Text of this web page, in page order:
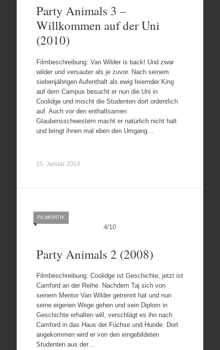
Party Animals 3 –
Willkommen auf der Uni
(2010)
Filmbeschreibung: Van Wilder is back! Und zwar
wilder und versauter als je zuvor. Nach seinem
siebenjährigen Aufenthalt als ewig feiernder King
auf dem Campus besucht er nun die Uni in
Coolidge und mischt die Studenten dort ordentlich
auf. Auch vor den enthaltsamen
Glaubensschwestern macht er natürlich nicht halt
und bringt ihnen mal eben den Umgang…
25. Januar 2013
4/10
FILMKRITIK
Party Animals 2 (2008)
Filmbeschreibung: Coolidge ist Geschichte, jetzt ist
Camford an der Reihe. Nachdem Taj sich von
seinem Mentor Van Wilder getrennt hat und nun
seine eigenen Wege gehen und sein Diplom in
Geschichte erhalten will, verschlägt es ihn nach
Camford in das Haus der Füchse und Hunde. Dort
angekommen wird er von den eingebildeten
Studenten aus der…